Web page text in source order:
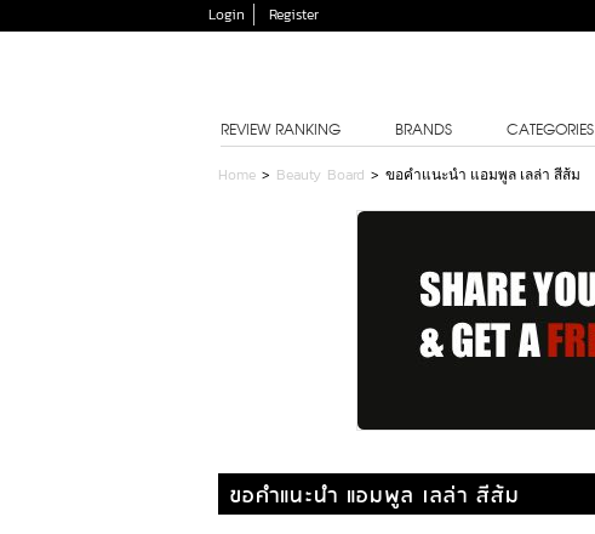
Login Register
REVIEW RANKING BRANDS CATEGORIES
Home > Beauty Board > ขอคำแนะนำ แอมพูล เลล่า สีส้ม
ขอคำแนะนำ แอมพูล เลล่า สีส้ม